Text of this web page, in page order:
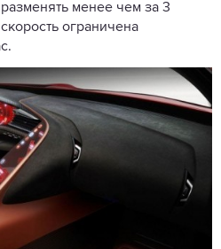
менее чем за 3
ограничена